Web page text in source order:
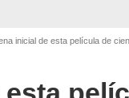
de esta película de ciencia ficción